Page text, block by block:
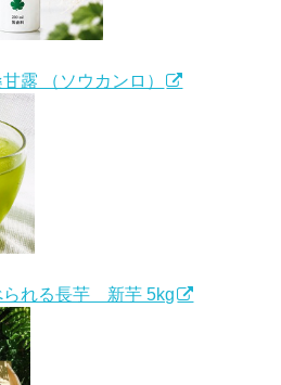
露 （ソウカンロ）
られる長芋 新芋 5kg